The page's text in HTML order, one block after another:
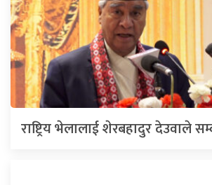
राष्ट्रिय भेलालाई शेरबहादुर देउवाले